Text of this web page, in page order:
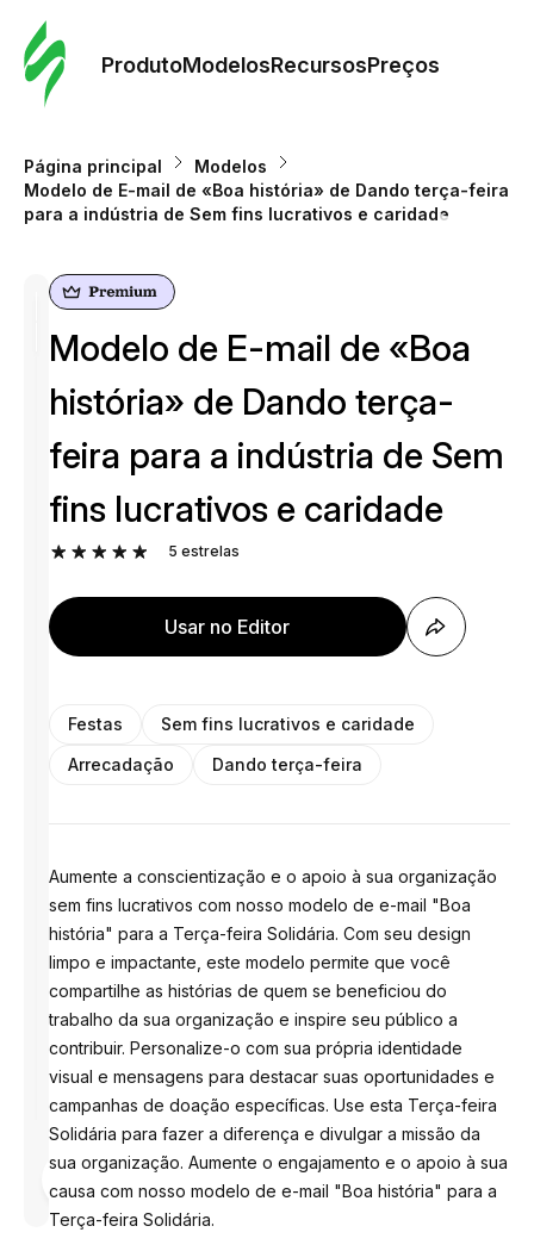
ProdutoModelosRecursosPreços
Página principal
Modelos
Modelo de E-mail de «Boa história» de Dando terça-feira
para a indústria de Sem fins lucrativos e caridade
Desenhado
Anastasiia
Modelo de E-mail de «Boa
história» de Dando terça-
feira para a indústria de Sem
fins lucrativos e caridade
5 estrelas
Usar no Editor
Festas
Sem fins lucrativos e caridade
Arrecadação
Dando terça-feira
Aumente a conscientização e o apoio à sua organização
sem fins lucrativos com nosso modelo de e-mail "Boa
história" para a Terça-feira Solidária. Com seu design
limpo e impactante, este modelo permite que você
compartilhe as histórias de quem se beneficiou do
trabalho da sua organização e inspire seu público a
contribuir. Personalize-o com sua própria identidade
visual e mensagens para destacar suas oportunidades e
campanhas de doação específicas. Use esta Terça-feira
Solidária para fazer a diferença e divulgar a missão da
sua organização. Aumente o engajamento e o apoio à sua
causa com nosso modelo de e-mail "Boa história" para a
Terça-feira Solidária.